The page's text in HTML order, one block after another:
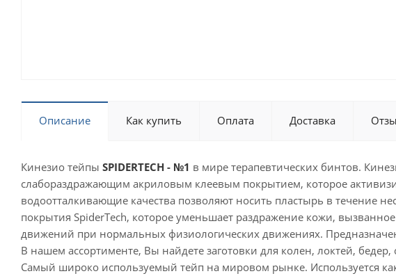
Описание Как купить Оплата Доставка
Кинезио тейпы SPIDERTECH - №1 в мире терапевтических бинтов.
слабораздражающим акриловым клеевым покрытием, которое
водоотталкивающие качества позволяют носить пластырь в течение
покрытия SpiderTech, которое уменьшает раздражение кожи,
движений при нормальных физиологических движениях.
В нашем ассортименте, Вы найдете заготовки для колен, локтей,
Самый широко используемый тейп на мировом рынке. Используется